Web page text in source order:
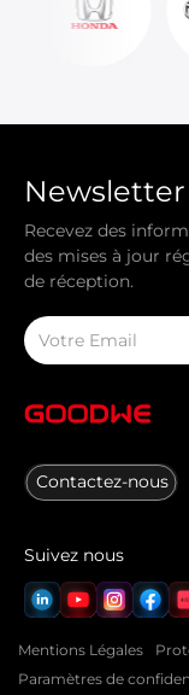
Newsletter
Recevez des
des mises à jour
de réception.
Contactez-nous
Suivez nous
Mentions Légales
Paramètres de